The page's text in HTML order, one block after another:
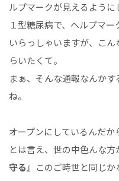
ルプマークが見えるように
１型糖尿病で、ヘルプマ
いらっしゃいますが、こ
らいたくて。
まぁ、そんな通報なんか
ね。
オープンにしているんだか
とは言え、世の中色んな方
守る』 このご時世と同じか